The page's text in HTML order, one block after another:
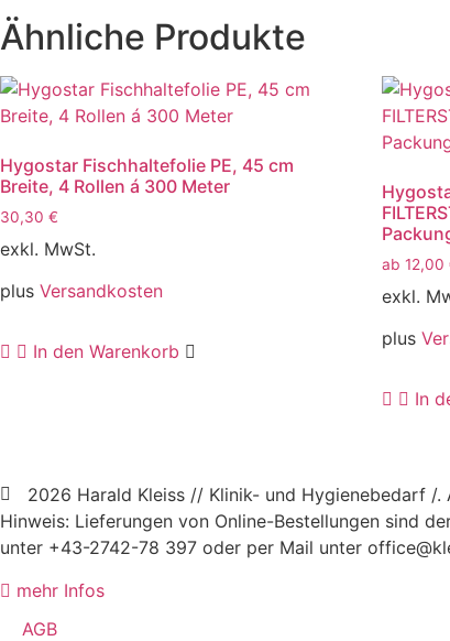
Füllungen
370
Stück
Karton
Menge
Ähnliche Produkte
Hygostar Fischhaltefolie PE, 45 cm
Breite, 4 Rollen á 300 Meter
30,30 €
exkl. MwSt.
plus Versandkosten
In den Warenkorb
ab12,00
exkl.
plus
In
2026 Harald Kleiss // Klinik- und Hygienebedarf /.
Hinweis: Lieferungen von Online-Bestellungen sind
unter +43-2742-78 397 oder per Mail unter
mehr Infos
AGB